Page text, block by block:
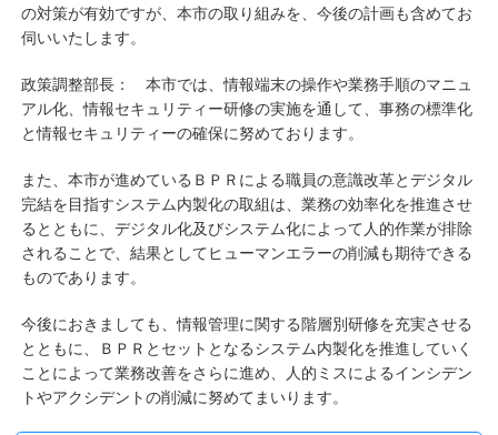
の対策が有効ですが、本市の取り組みを、今後の計画も含めてお
伺いいたします。
政策調整部長： 本市では、情報端末の操作や業務手順のマニュ
アル化、情報セキュリティー研修の実施を通して、事務の標準化
と情報セキュリティーの確保に努めております。
また、本市が進めているＢＰＲによる職員の意識改革とデジタル
完結を目指すシステム内製化の取組は、業務の効率化を推進させ
るとともに、デジタル化及びシステム化によって人的作業が排除
されることで、結果としてヒューマンエラーの削減も期待できる
ものであります。
今後におきましても、情報管理に関する階層別研修を充実させる
とともに、ＢＰＲとセットとなるシステム内製化を推進していく
ことによって業務改善をさらに進め、人的ミスによるインシデン
トやアクシデントの削減に努めてまいります。